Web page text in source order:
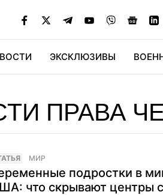
ЭКСКЛЮЗИВЫ
ПРАВА
МИР
подростки в
что скрывают центры